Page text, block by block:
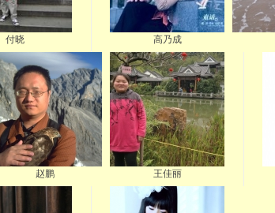
付晓 高乃成
赵鹏 王佳丽